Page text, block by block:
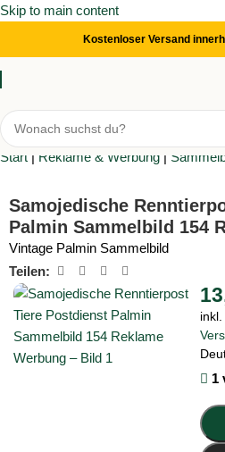
Skip to main content
Kostenloser Versand
Start | Reklame & Werbung |
Samojedische
Palmin Sammelbild 154
Vintage Palmin Sammelbild
Teilen:
1